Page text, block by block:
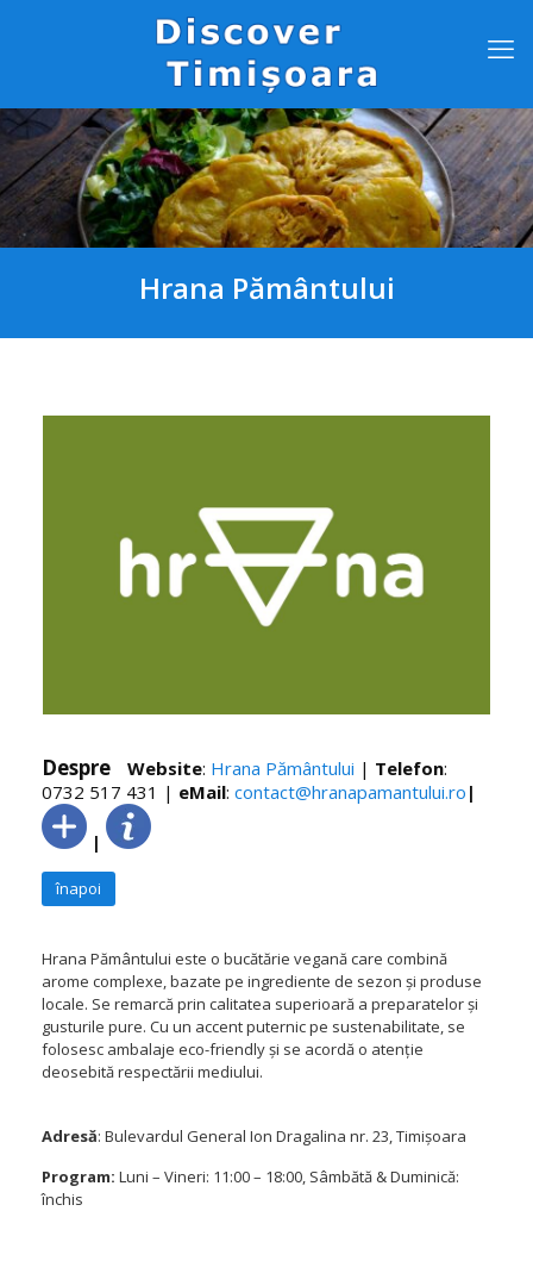
Hrana Pământului
Despre Website: Hrana Pământului | Telefon:
0732 517 431 | eMail: contact@hranapamantului.ro |
|
înapoi
Hrana Pământului este o bucătărie vegană care combină
arome complexe, bazate pe ingrediente de sezon și produse
locale. Se remarcă prin calitatea superioară a preparatelor și
gusturile pure. Cu un accent puternic pe sustenabilitate, se
folosesc ambalaje eco-friendly și se acordă o atenție
deosebită respectării mediului.
Adresă: Bulevardul General Ion Dragalina nr. 23, Timișoara
Program: Luni – Vineri: 11:00 – 18:00, Sâmbătă & Duminică:
închis